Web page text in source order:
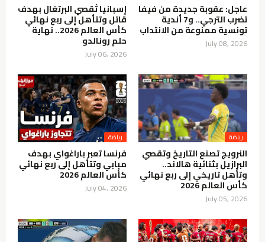
عاجل: عقوبة جديدة من فيفا
تضرب الترجي.. و7 أندية
تونسية ممنوعة من الانتداب
July 08, 2026
إسبانيا تُقصي البرتغال بهدف
قاتل وتتأهل إلى ربع نهائي
كأس العالم 2026.. نهاية
حلم رونالدو
July 06, 2026
رياضة
النرويج تصنع التاريخ وتقصي
البرازيل بثنائية هالاند..
وتأهل تاريخي إلى ربع نهائي
كأس العالم 2026
July 05, 2026
رياضة
فرنسا تعبر باراغواي بهدف
مبابي وتتأهل إلى ربع نهائي
كأس العالم 2026
July 04, 2026